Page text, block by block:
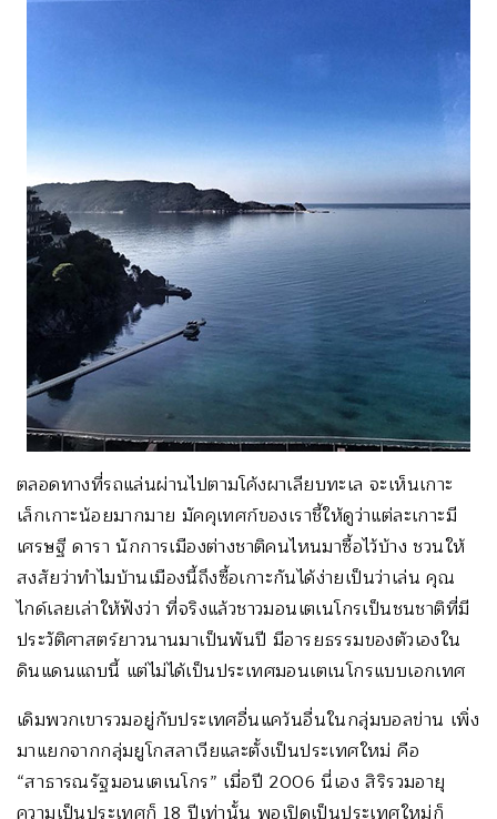
ตลอดทางที่รถแล่นผ่านไปตามโค้งผาเลียบทะเล จะเห็นเกาะ
เล็กเกาะน้อยมากมาย มัคคุเทศก์ของเราชี้ให้ดูว่าแต่ละเกาะมี
เศรษฐี ดารา นักการเมืองต่างชาติคนไหนมาซื้อไว้บ้าง ชวนให้
สงสัยว่าทำไมบ้านเมืองนี้ถึงซื้อเกาะกันได้ง่ายเป็นว่าเล่น คุณ
ไกด์เลยเล่าให้ฟังว่า ที่จริงแล้วชาวมอนเตเนโกรเป็นชนชาติที่มี
ประวัติศาสตร์ยาวนานมาเป็นพันปี มีอารยธรรมของตัวเองใน
ดินแดนแถบนี้ แต่ไม่ได้เป็นประเทศมอนเตเนโกรแบบเอกเทศ
เดิมพวกเขารวมอยู่กับประเทศอื่นแคว้นอื่นในกลุ่มบอลข่าน เพิ่ง
มาแยกจากกลุ่มยูโกสลาเวียและตั้งเป็นประเทศใหม่ คือ
“สาธารณรัฐมอนเตเนโกร” เมื่อปี 2006 นี่เอง สิริรวมอายุ